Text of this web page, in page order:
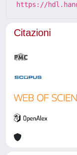
https://
Citazioni